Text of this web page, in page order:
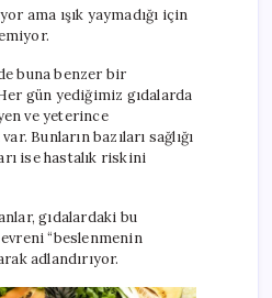
ama ışık yaymadığı için
buna benzer bir
gün yediğimiz gıdalarda
ve yeterince
Bunların bazıları sağlığı
ise hastalık riskini
gıdalardaki bu
“beslenmenin
adlandırıyor.